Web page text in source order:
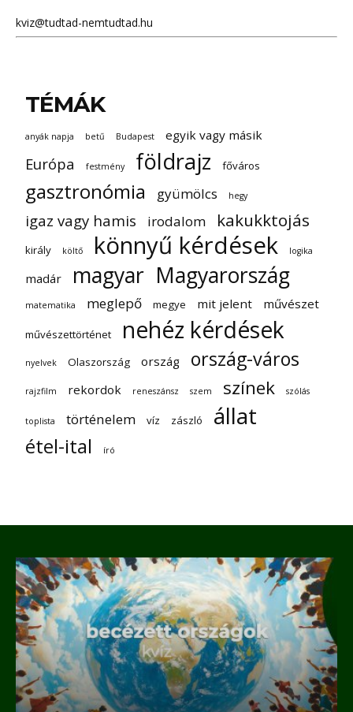
kviz@tudtad-nemtudtad.hu
TÉMÁK
anyák napja betű Budapest egyik vagy másik
Európa festmény földrajz főváros
gasztronómia gyümölcs hegy
igaz vagy hamis irodalom kakukktojás
király költő könnyű kérdések logika
madár magyar Magyarország
matematika meglepő megye mit jelent művészet
művészettörténet nehéz kérdések
nyelvek Olaszország ország ország-város
rajzfilm rekordok reneszánsz szem színek szólás
toplista történelem víz zászló állat
étel-ital író